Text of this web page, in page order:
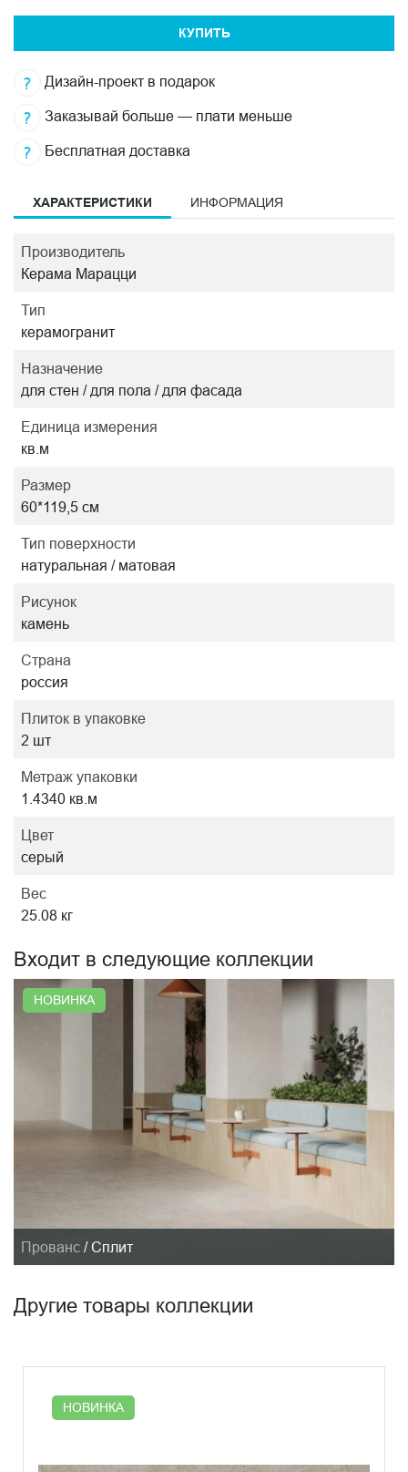
КУПИТЬ
Дизайн-проект в подарок
Заказывай больше — плати меньше
Бесплатная доставка
ХАРАКТЕРИСТИКИ ИНФОРМАЦИЯ
Производитель
Керама Марацци
Тип
керамогранит
Назначение
для стен / для пола / для фасада
Единица измерения
кв.м
Размер
60*119,5 см
Тип поверхности
натуральная / матовая
Рисунок
камень
Страна
россия
Плиток в упаковке
2 шт
Метраж упаковки
1.4340 кв.м
Цвет
серый
Вес
25.08 кг
Входит в следующие коллекции
НОВИНКА
Прованс / Сплит
Другие товары коллекции
НОВИНКА